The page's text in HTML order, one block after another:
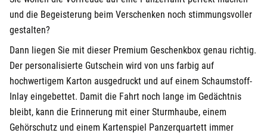
und die Begeisterung beim Verschenken noch stimmungsvoller
gestalten?
Dann liegen Sie mit dieser Premium Geschenkbox genau richtig.
Der personalisierte Gutschein wird von uns farbig auf
hochwertigem Karton ausgedruckt und auf einem Schaumstoff-
Inlay eingebettet. Damit die Fahrt noch lange im Gedächtnis
bleibt, kann die Erinnerung mit einer Sturmhaube, einem
Gehörschutz und einem Kartenspiel Panzerquartett immer